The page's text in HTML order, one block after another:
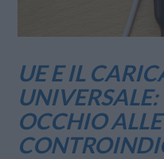
UE E IL
OCCHIO ALLE